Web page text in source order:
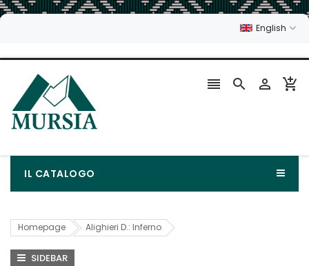
English
   
IL CATALOGO
Homepage Alighieri D.: Inferno
SIDEBAR